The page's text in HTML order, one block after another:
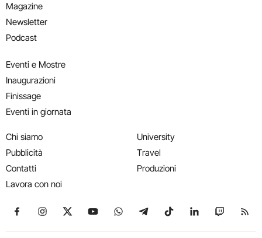
Magazine
Newsletter
Podcast
Eventi e Mostre
Inaugurazioni
Finissage
Eventi in giornata
Chi siamo
Pubblicità
Contatti
Lavora con noi
University
Travel
Produzioni
Seguici su Facebook
Seguici su Instagram
Seguici su X
Seguici su YouTube
Seguici su WhatsApp
Seguici su Telegram
Seguici su TikTok
Seguici su
Seguici